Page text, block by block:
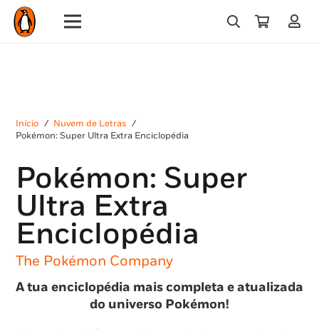
Início / Nuvem de Letras /
Pokémon: Super Ultra Extra Enciclopédia
Pokémon: Super
Ultra Extra
Enciclopédia
The Pokémon Company
A tua enciclopédia mais completa e atualizada
do universo Pokémon!